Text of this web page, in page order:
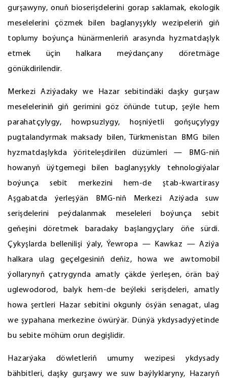
gurşawyny, onuň bioserişdelerini gorap saklamak, ekologik
meselelerini çözmek bilen baglanyşykly wezipeleriň giň
toplumy boýunça hünärmenleriň arasynda hyzmatdaşlyk
etmek üçin halkara meýdançany döretmäge
gönükdirilendir.
Merkezi Aziýadaky we Hazar sebitindäki daşky gurşaw
meseleleriniň giň gerimini göz öňünde tutup, şeýle hem
parahatçylygy, howpsuzlygy, hoşniýetli goňşuçylygy
pugtalandyrmak maksady bilen, Türkmenistan BMG bilen
hyzmatdaşlykda ýöriteleşdirilen düzümleri — BMG-niň
howanyň üýtgemegi bilen baglanyşykly tehnologiýalar
boýunça sebit merkezini hem-de ştab-kwartirasy
Aşgabatda ýerleşýän BMG-niň Merkezi Aziýada suw
serişdelerini peýdalanmak meseleleri boýunça sebit
geňeşini döretmek baradaky başlangyçlary öňe sürdi.
Çykyşlarda bellenilişi ýaly, Ýewropa — Kawkaz — Aziýa
halkara ulag geçelgesiniň deňiz, howa we awtomobil
ýollarynyň çatrygynda amatly çäkde ýerleşen, örän baý
uglewodorod, balyk hem-de beýleki serişdeleri, amatly
howa şertleri Hazar sebitini okgunly ösýän senagat, ulag
we şypahana merkezine öwürýär. Dünýä ykdysadyýetinde
bu sebite möhüm orun degişlidir.
Hazarýaka döwletleriň umumy wezipesi ykdysady
bähbitleri, daşky gurşawy we suw baýlyklaryny, Hazaryň